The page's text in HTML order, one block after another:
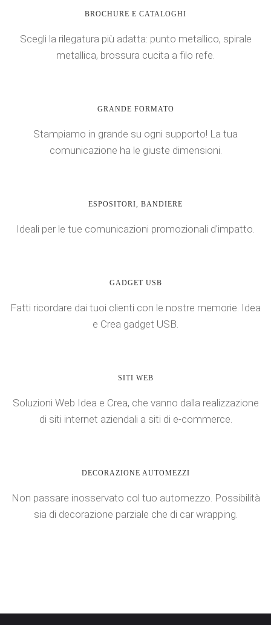
BROCHURE E CATALOGHI
Scegli la rilegatura più adatta: punto metallico, spirale
metallica, brossura cucita a filo refe.
GRANDE FORMATO
Stampiamo in grande su ogni supporto! La tua
comunicazione ha le giuste dimensioni.
ESPOSITORI, BANDIERE
Ideali per le tue comunicazioni promozionali d'impatto.
GADGET USB
Fatti ricordare dai tuoi clienti con le nostre memorie. Idea
e Crea gadget USB.
SITI WEB
Soluzioni Web Idea e Crea, che vanno dalla realizzazione
di siti internet aziendali a siti di e-commerce.
DECORAZIONE AUTOMEZZI
Non passare inosservato col tuo automezzo. Possibilità
sia di decorazione parziale che di car wrapping.